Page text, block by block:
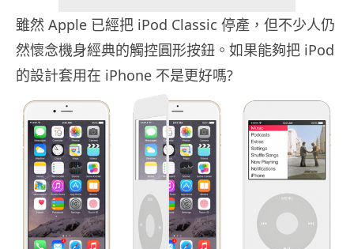
雖然 Apple 已經把 iPod Classic 停產，但不少人仍
然懷念機身經典的觸控圓形按鈕。如果能夠把 iPod
的設計套用在 iPhone 不是更好嗎?